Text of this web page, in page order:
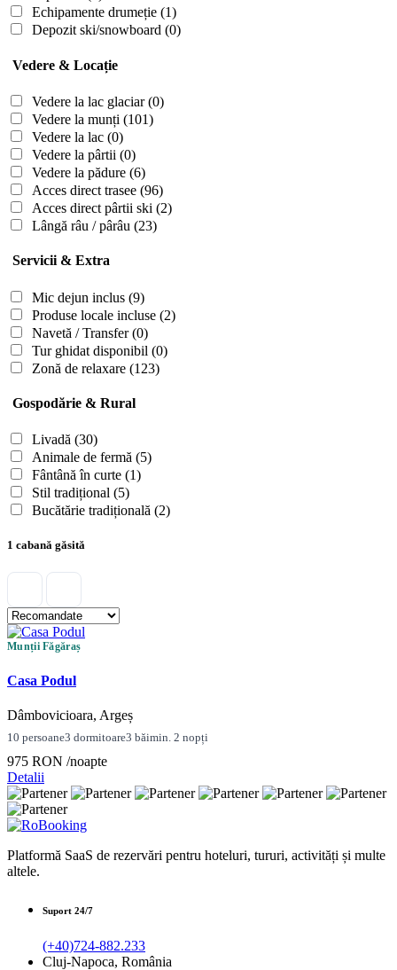
Echipamente drumeție (1)
Depozit ski/snowboard (0)
Vedere & Locație
Vedere la lac glaciar(0)
Vedere la munți (101)
Vedere la lac (0)
Vedere la pârtii (0)
Vedere la pădure (6)
Acces direct trasee (96)
Acces direct pârtii ski (2)
Lângă râu / pârâu (23)
Servicii & Extra
Mic dejun inclus (9)
Produse locale incluse (2)
Navetă / Transfer(0)
Tur ghidat disponibil (0)
Zonă de relaxare (123)
Gospodărie & Rural
Livadă (30)
Animale de fermă (5)
Fântână în curte (1)
Stil tradițional (5)
Bucătărie tradițională (2)
1 cabană găsită
Munții Făgăraș
Casa Podul
Dâmbovicioara, Argeș
10 persoane3 dormitoare3 băimin. 2 nopți
975 RON /noapte
Detalii
Platformă SaaS de rezervări pentru hoteluri, tururi, activități și multe
altele.
Suport 24/7
(+40)724-882.233
Cluj-Napoca, România